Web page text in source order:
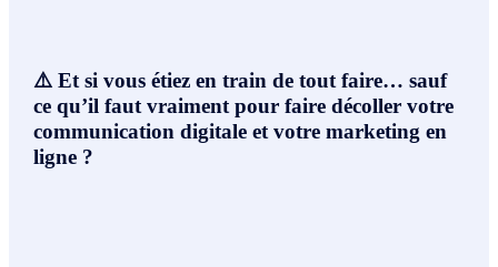
⚠️ Et si vous étiez en train de tout faire… sauf
ce qu’il faut vraiment pour faire décoller votre
communication digitale et votre marketing en
ligne ?